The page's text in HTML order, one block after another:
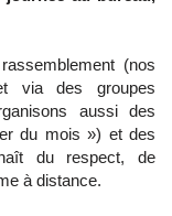
(nos
via des groupes
aussi des
du mois ») et des
du respect, de
à distance.